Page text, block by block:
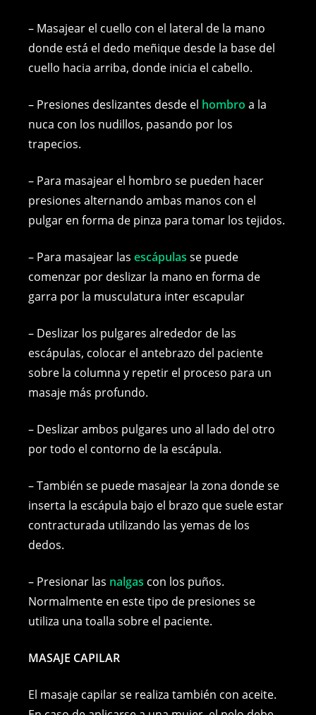
– Masajear el cuello con el lateral de la mano
donde está el dedo meñique desde la base del
cuello hacia arriba, donde inicia el cabello.
– Presiones deslizantes desde el hombro a la
nuca con los nudillos, pasando por los
trapecios.
– Para masajear el hombro se pueden hacer
presiones alternando ambas manos con el
pulgar en forma de pinza para tomar los tejidos.
– Para masajear las escápulas se puede
comenzar por deslizar la mano en forma de
garra por la musculatura inter escapular
– Deslizar los pulgares alrededor de las
escápulas, colocar el antebrazo del paciente
sobre la columna y repetir el proceso para un
masaje más profundo.
– Deslizar ambos pulgares uno al lado del otro
por todo el contorno de la escápula.
– También se puede masajear la zona donde se
inserta la escápula bajo el brazo que suele estar
contracturada utilizando las yemas de los
dedos.
– Presionar las nalgas con los puños.
Normalmente en este tipo de presiones se
utiliza una toalla sobre el paciente.
MASAJE CAPILAR
El masaje capilar se realiza también con aceite.